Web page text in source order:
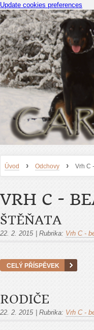
Update cookies preferences
Úvod › Odchovy › Vrh C
VRH C -
ŠTĚŇATA
22. 2. 2015 Rubrika: Vrh C -
CELÝ PŘÍSPĚVEK
RODIČE
22. 2. 2015 Rubrika: Vrh C -